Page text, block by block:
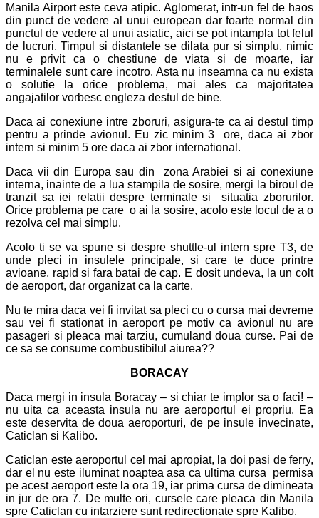
Manila Airport este ceva atipic. Aglomerat, intr-un fel de haos
din punct de vedere al unui european dar foarte normal din
punctul de vedere al unui asiatic, aici se pot intampla tot felul
de lucruri. Timpul si distantele se dilata pur si simplu, nimic
nu e privit ca o chestiune de viata si de moarte, iar
terminalele sunt care incotro. Asta nu inseamna ca nu exista
o solutie la orice problema, mai ales ca majoritatea
angajatilor vorbesc engleza destul de bine.
Daca ai conexiune intre zboruri, asigura-te ca ai destul timp
pentru a prinde avionul. Eu zic minim 3 ore, daca ai zbor
intern si minim 5 ore daca ai zbor international.
Daca vii din Europa sau din zona Arabiei si ai conexiune
interna, inainte de a lua stampila de sosire, mergi la biroul de
tranzit sa iei relatii despre terminale si situatia zborurilor.
Orice problema pe care o ai la sosire, acolo este locul de a o
rezolva cel mai simplu.
Acolo ti se va spune si despre shuttle-ul intern spre T3, de
unde pleci in insulele principale, si care te duce printre
avioane, rapid si fara batai de cap. E dosit undeva, la un colt
de aeroport, dar organizat ca la carte.
Nu te mira daca vei fi invitat sa pleci cu o cursa mai devreme
sau vei fi stationat in aeroport pe motiv ca avionul nu are
pasageri si pleaca mai tarziu, cumuland doua curse. Pai de
ce sa se consume combustibilul aiurea??
BORACAY
Daca mergi in insula Boracay – si chiar te implor sa o faci! –
nu uita ca aceasta insula nu are aeroportul ei propriu. Ea
este deservita de doua aeroporturi, de pe insule invecinate,
Caticlan si Kalibo.
Caticlan este aeroportul cel mai apropiat, la doi pasi de ferry,
dar el nu este iluminat noaptea asa ca ultima cursa permisa
pe acest aeroport este la ora 19, iar prima cursa de dimineata
in jur de ora 7. De multe ori, cursele care pleaca din Manila
spre Caticlan cu intarziere sunt redirectionate spre Kalibo.